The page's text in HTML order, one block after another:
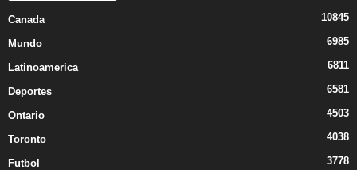
Canada 10845
Mundo 6985
Latinoamerica 6811
Deportes 6581
Ontario 4503
Toronto 4038
Futbol 3778